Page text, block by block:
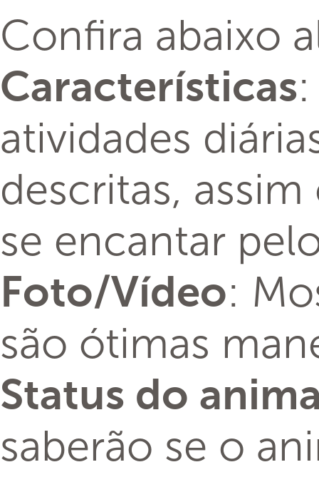
Confira abaixo
Características
atividades
descritas,
se encantar
Foto/Vídeo:
são ótimas
Status do
saberão se o